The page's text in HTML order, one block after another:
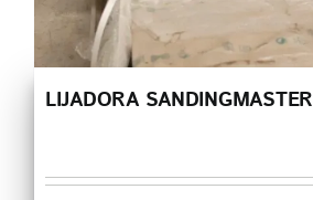
LIJADORA SANDINGMASTER